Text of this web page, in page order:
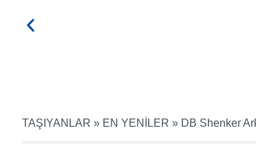
TAŞIYANLAR » EN YENİLER » DB Shenker